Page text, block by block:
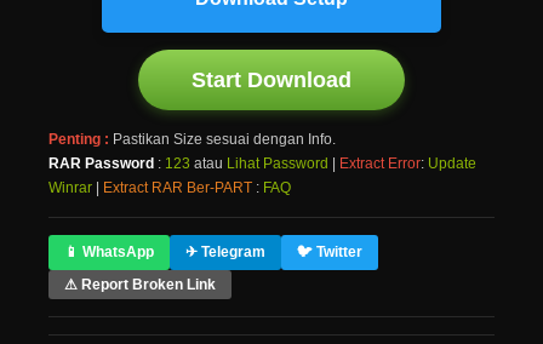
Start Download
Penting : Pastikan Size sesuai dengan Info.
RAR Password : 123 atau Lihat Password Extract Error: Update
Winrar
Extract RAR Ber-PART : FAQ
📱 WhatsApp ✈ Telegram
🐦 Twitter
⚠ Report Broken Link